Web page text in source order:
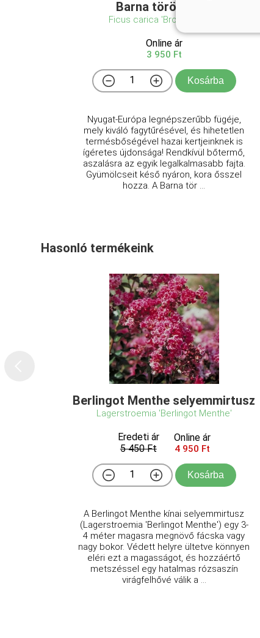
Barna török füge
Ficus carica 'Brown Turkey'
Online ár
3 950 Ft
Kosárba
Nyugat-Európa legnépszerűbb fügéje,
mely kiváló fagytűrésével, és hihetetlen
termésbőségével hazai kertjeinknek is
ígéretes újdonsága! Rendkívül bőtermő,
aszalásra az egyik legalkalmasabb fajta.
Gyümölcseit késő nyáron, kora ősszel
hozza. A Barna tör ...
Hasonló termékeink
Berlingot Menthe selyemmirtusz
Lagerstroemia 'Berlingot Menthe'
Eredeti ár
5 450 Ft
Online ár
4 950 Ft
Kosárba
A Berlingot Menthe kínai selyemmirtusz
(Lagerstroemia 'Berlingot Menthe') egy 3-
4 méter magasra megnövő fácska vagy
nagy bokor. Védett helyre ültetve könnyen
eléri ezt a magasságot, és hozzáértő
metszéssel egy hatalmas rózsaszín
virágfelhővé válik a ...